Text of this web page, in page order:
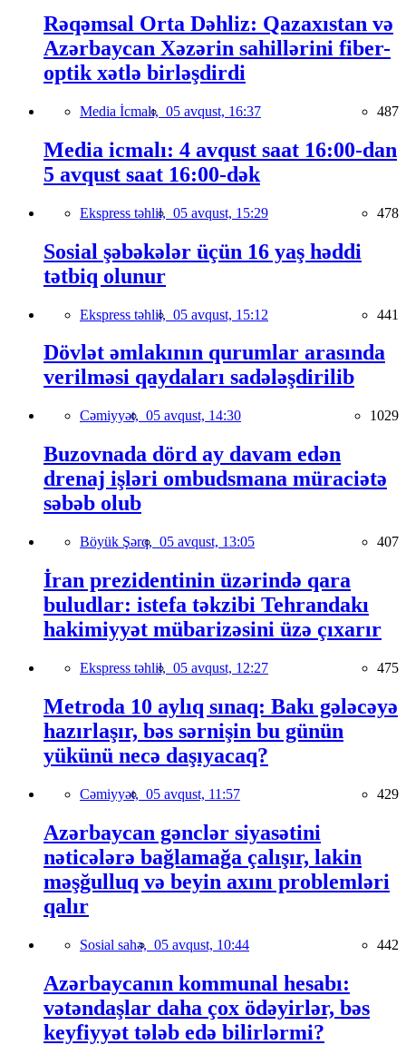
Rəqəmsal Orta Dəhliz: Qazaxıstan və
Azərbaycan Xəzərin sahillərini fiber-
optik xətlə birləşdirdi
Media İcmalı, 05 avqust, 16:37 487
Media icmalı: 4 avqust saat 16:00-dan
5 avqust saat 16:00-dək
Ekspress təhlil, 05 avqust, 15:29 478
Sosial şəbəkələr üçün 16 yaş həddi
tətbiq olunur
Ekspress təhlil, 05 avqust, 15:12 441
Dövlət əmlakının qurumlar arasında
verilməsi qaydaları sadələşdirilib
Cəmiyyət, 05 avqust, 14:30 1029
Buzovnada dörd ay davam edən
drenaj işləri ombudsmana müraciətə
səbəb olub
Böyük Şərq, 05 avqust, 13:05 407
İran prezidentinin üzərində qara
buludlar: istefa təkzibi Tehrandakı
hakimiyyət mübarizəsini üzə çıxarır
Ekspress təhlil, 05 avqust, 12:27 475
Metroda 10 aylıq sınaq: Bakı gələcəyə
hazırlaşır, bəs sərnişin bu günün
yükünü necə daşıyacaq?
Cəmiyyət, 05 avqust, 11:57 429
Azərbaycan gənclər siyasətini
nəticələrə bağlamağa çalışır, lakin
məşğulluq və beyin axını problemləri
qalır
Sosial sahə, 05 avqust, 10:44 442
Azərbaycanın kommunal hesabı:
vətəndaşlar daha çox ödəyirlər, bəs
keyfiyyət tələb edə bilirlərmi?